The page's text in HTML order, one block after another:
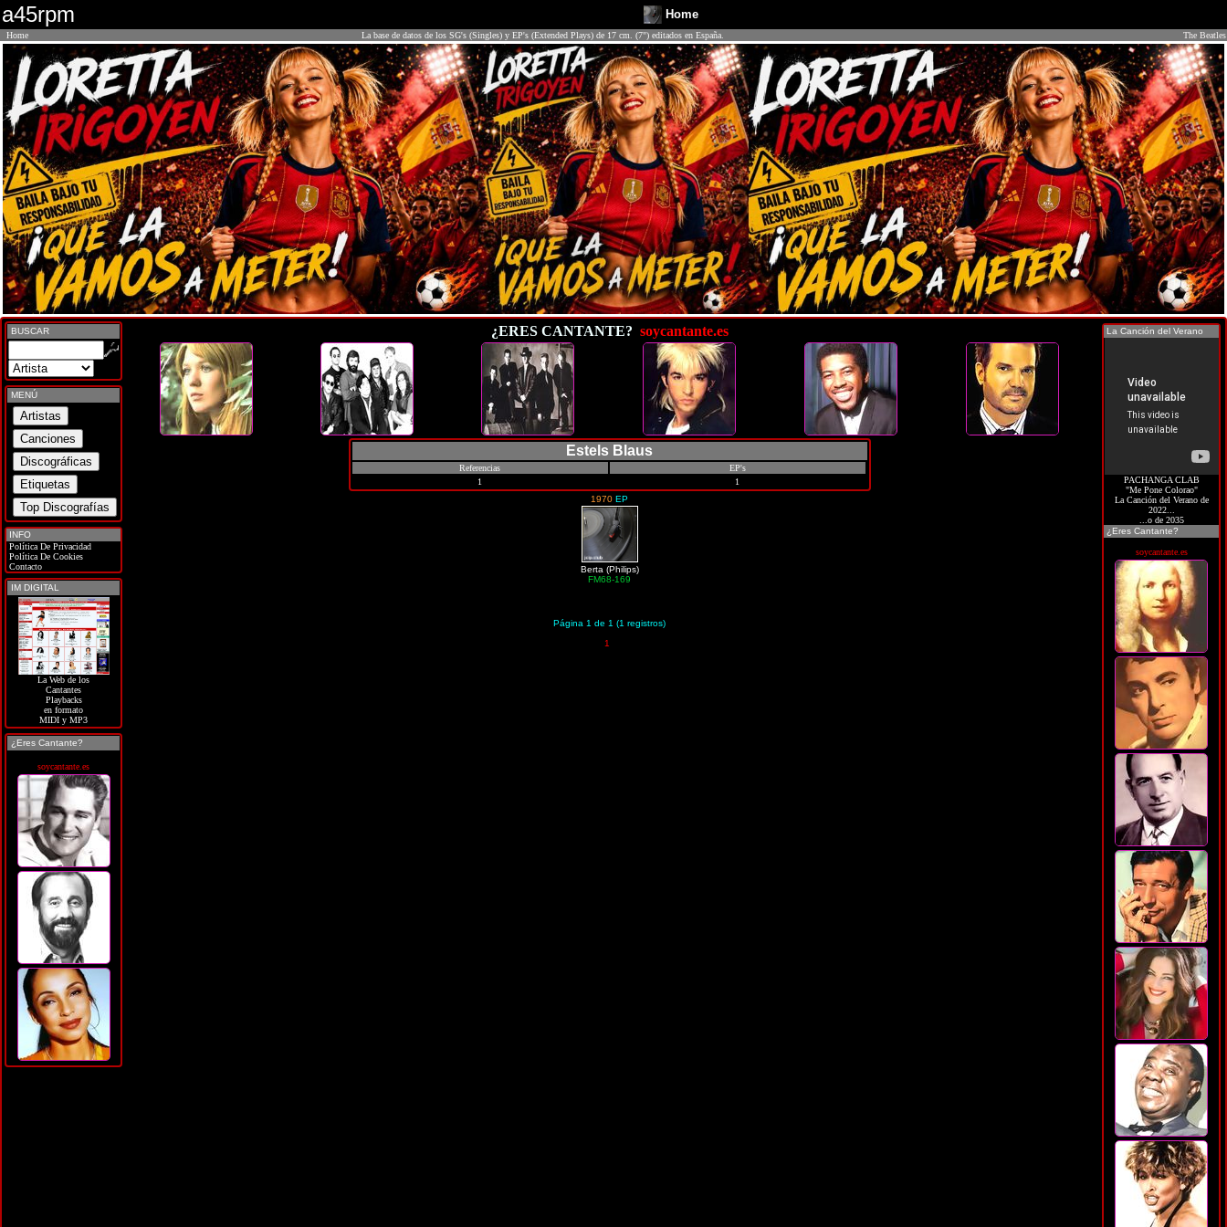
a45rpm Home
Home La base de datos de los SG's (Singles) y EP's (Extended Plays) de 17 cm. (7") editados en España. The Beatles
BUSCAR
MENÚ
INFO
Política De Privacidad
Política De Cookies
Contacto
IM DIGITAL
La Web de los
Cantantes
Playbacks
en formato
MIDI y MP3
¿Eres Cantante?
soycantante.es
¿ERES CANTANTE? soycantante.es
Estels Blaus
Referencias
EP's
1
1
1970 EP
Berta (Philips)
FM68-169
Página 1 de 1 (1 registros)
1
La Canción del Verano
PACHANGA CLAB
"Me Pone Colorao"
La Canción del Verano de
2022...
...o de 2035
¿Eres Cantante?
soycantante.es